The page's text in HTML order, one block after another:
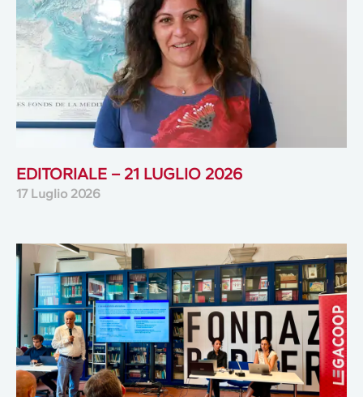
EDITORIALE – 21 LUGLIO 2026
17 Luglio 2026